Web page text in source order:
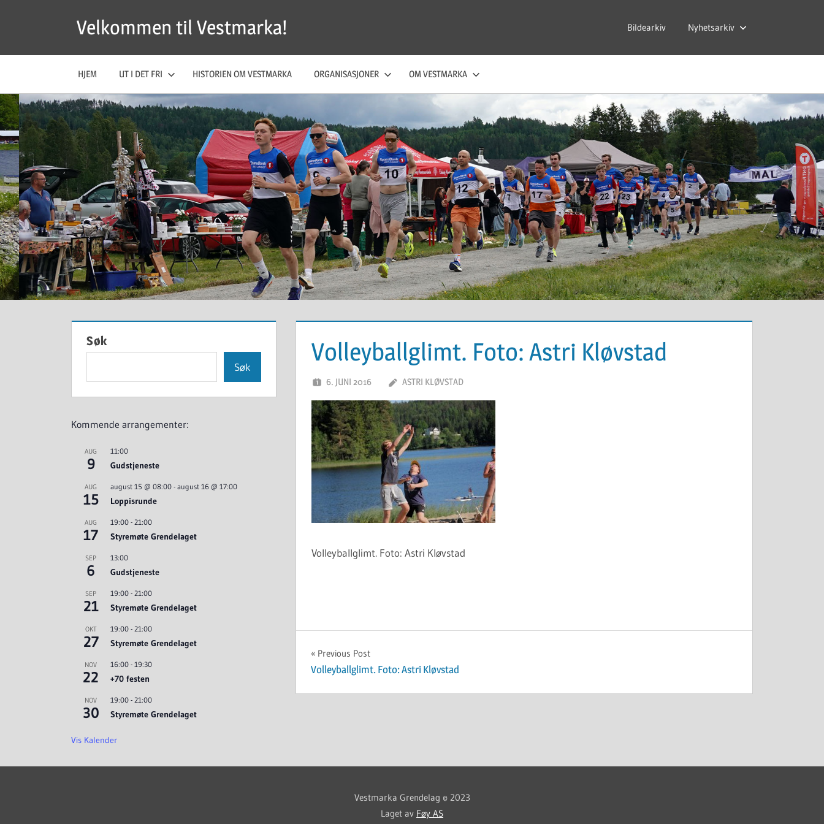
Velkommen til Vestmarka! Bildearkiv Nyhetsarkiv
HJEM UT I DET FRI HISTORIEN OM VESTMARKA ORGANISASJONER OM VESTMARKA
Volleyballglimt. Foto: Astri Kløvstad
6. JUNI 2016 ASTRI KLØVSTAD
Volleyballglimt. Foto: Astri Kløvstad
Innleggsnavigasjon
Previous Post
Volleyballglimt. Foto: Astri Kløvstad
Søk
Søk
Kommende arrangementer:
AUG
9
11:00
Gudstjeneste
AUG
15
august 15 @ 08:00 - august 16 @ 17:00
Loppisrunde
AUG
17
19:00 - 21:00
Styremøte Grendelaget
SEP
6
13:00
Gudstjeneste
SEP
21
19:00 - 21:00
Styremøte Grendelaget
OKT
27
19:00 - 21:00
Styremøte Grendelaget
NOV
22
16:00 - 19:30
+70 festen
NOV
30
19:00 - 21:00
Styremøte Grendelaget
Vis Kalender
Vestmarka Grendelag © 2023
Laget av Føy AS